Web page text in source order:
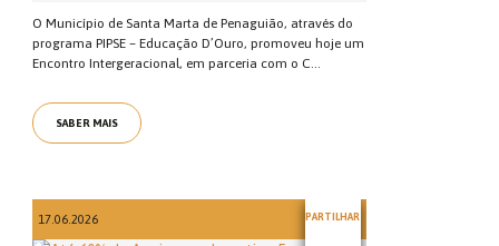
O Município de Santa Marta de Penaguião, através do
programa PIPSE – Educação D’Ouro, promoveu hoje um
Encontro Intergeracional, em parceria com o C...
SABER MAIS
17.06.2026 PARTILHAR